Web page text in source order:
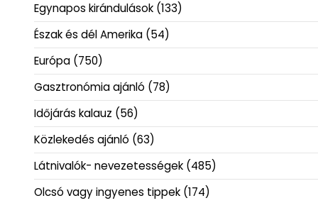
Egynapos kirándulások (133)
Észak és dél Amerika (54)
Európa (750)
Gasztronómia ajánló (78)
Időjárás kalauz (56)
Közlekedés ajánló (63)
Látnivalók- nevezetességek (485)
Olcsó vagy ingyenes tippek (174)